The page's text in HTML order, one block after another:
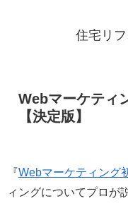
住宅リ
Webマーケティ
【決定版】
『Webマーケティング
ィングについてプロが